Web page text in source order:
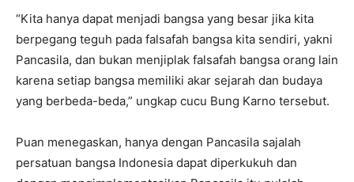
“Kita hanya dapat menjadi bangsa yang besar jika kita
berpegang teguh pada falsafah bangsa kita sendiri, yakni
Pancasila, dan bukan menjiplak falsafah bangsa orang lain
karena setiap bangsa memiliki akar sejarah dan budaya
yang berbeda-beda,” ungkap cucu Bung Karno tersebut.
Puan menegaskan, hanya dengan Pancasila sajalah
persatuan bangsa Indonesia dapat diperkukuh dan